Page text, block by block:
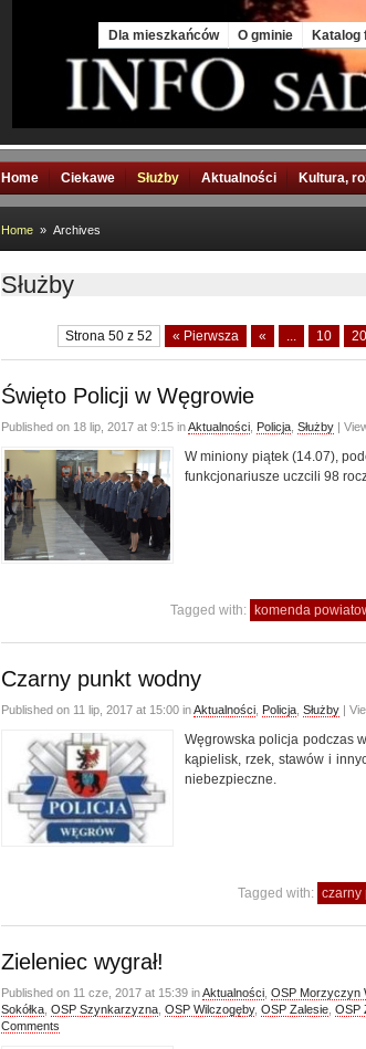
Dla mieszkańców O gminie Katalog
Home Ciekawe Służby Aktualności Kultura,
Home » Archives
Służby
Strona 50 z 52 « Pierwsza « ... 10 20
Święto Policji w Węgrowie
Published on 18 lip, 2017 at 9:15 inAktualności Policja Służby |
W miniony piątek (14.07),
funkcjonariusze uczcili 98
Tagged with: komenda
Czarny punkt wodny
Published on 11 lip, 2017 at 15:00 inAktualności Policja Służby |
Węgrowska policja podczas
kąpielisk, rzek, stawów i
niebezpieczne.
Tagged with: czarny
Zieleniec wygrał!
Published on 11 cze, 2017 at 15:39 inAktualności OSP Morzyczyn
Sokółka OSP Szynkarzyzna OSP Wilczogęby, OSP Zalesie OSP
Comments